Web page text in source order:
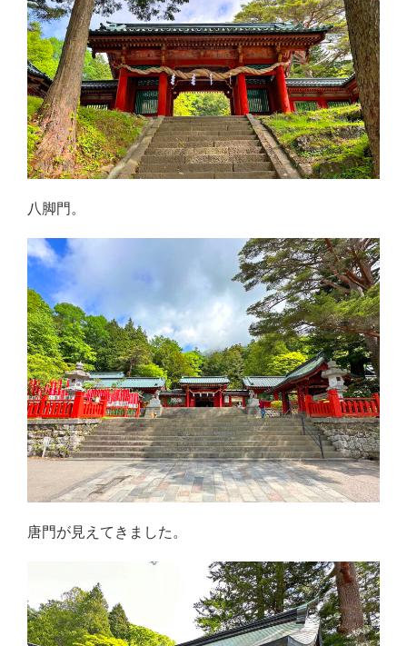
八脚門。
唐門が見えてきました。